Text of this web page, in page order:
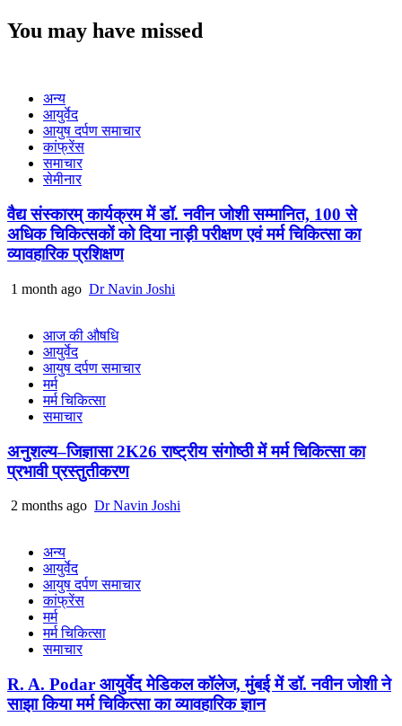
You may have missed
अन्य
आयुर्वेद
आयुष दर्पण समाचार
कांफ्रेंस
समाचार
सेमीनार
वैद्य संस्कारम् कार्यक्रम में डॉ. नवीन जोशी सम्मानित, 100 से
अधिक चिकित्सकों को दिया नाड़ी परीक्षण एवं मर्म चिकित्सा का
व्यावहारिक प्रशिक्षण
1 month ago Dr Navin Joshi
आज की औषधि
आयुर्वेद
आयुष दर्पण समाचार
मर्म
मर्म चिकित्सा
समाचार
अनुशल्य–जिज्ञासा 2K26 राष्ट्रीय संगोष्ठी में मर्म चिकित्सा का
प्रभावी प्रस्तुतीकरण
2 months ago Dr Navin Joshi
अन्य
आयुर्वेद
आयुष दर्पण समाचार
कांफ्रेंस
मर्म
मर्म चिकित्सा
समाचार
R. A. Podar आयुर्वेद मेडिकल कॉलेज, मुंबई में डॉ. नवीन जोशी ने
साझा किया मर्म चिकित्सा का व्यावहारिक ज्ञान